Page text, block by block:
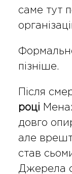
саме тут
пізніше.
Після
році
довго
але
став
Джерела